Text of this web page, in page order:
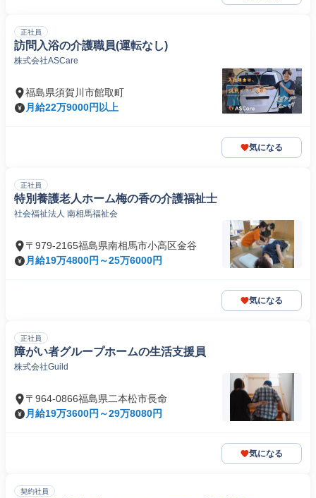
正社員
訪問入浴の介護職員(運転なし)
株式会社ASCare
福島県須賀川市館取町
月給22万9000円以上
気になる
正社員
特別養護老人ホーム梅の香の介護福祉士
社会福祉法人 南相馬福祉会
〒979-2165福島県南相馬市小高区金谷
月給19万4800円～25万6000円
気になる
正社員
障がい者グループホームの生活支援員
株式会社Guild
〒964-0866福島県二本松市長命
月給19万3600円～29万8080円
気になる
契約社員